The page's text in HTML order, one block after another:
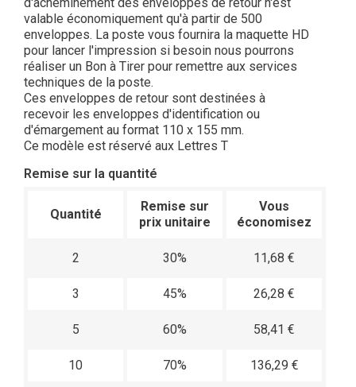
valable économiquement qu'à partir de 500
enveloppes. La poste vous fournira la maquette HD
pour lancer l'impression si besoin nous pourrons
réaliser un Bon à Tirer pour remettre aux services
techniques de la poste.
Ces enveloppes de retour sont destinées à
recevoir les enveloppes d'identification ou
d'émargement au format 110 x 155 mm.
Ce modèle est réservé aux Lettres T
Remise sur la quantité
Quantité
Remise sur
prix unitaire
Vous
économisez
2 30% 11,68 €
3 45% 26,28 €
5 60% 58,41 €
10 70% 136,29 €